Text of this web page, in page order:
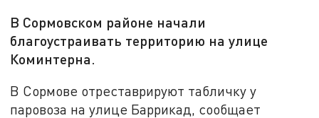
В Сормовском районе начали
благоустраивать территорию на улице
Коминтерна.
В Сормове отреставрируют табличку у
паровоза на улице Баррикад, сообщает